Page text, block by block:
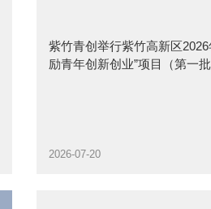
紫竹青创举行紫竹高新区2026
励青年创新创业”项目（第一
2026-07-20